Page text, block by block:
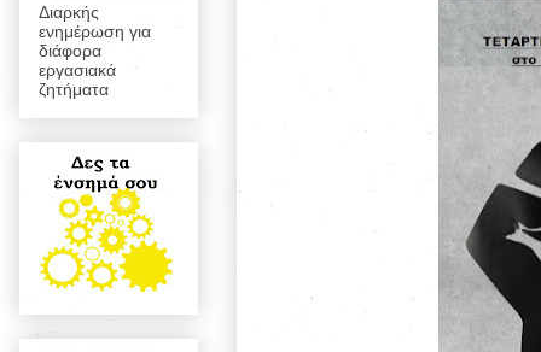
Διαρκής
ενημέρωση για
διάφορα
εργασιακά
ζητήματα